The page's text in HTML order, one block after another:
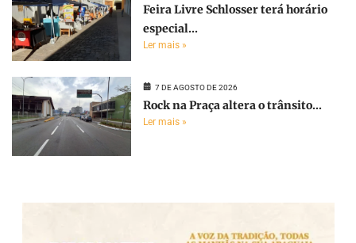
Feira Livre Schlosser terá horário
especial...
Ler mais »
7 DE AGOSTO DE 2026
Rock na Praça altera o trânsito...
Ler mais »